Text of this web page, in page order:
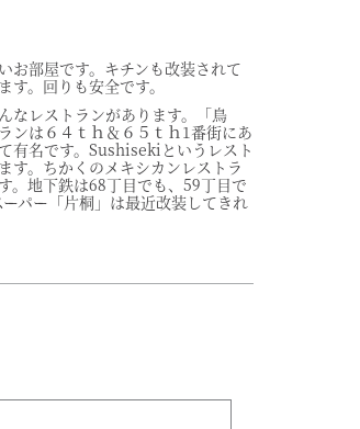
お部屋です。キチンも改装されて
す。回りも安全です。
なレストランがあります。「鳥
ンは６４ｔｈ＆６５ｔｈ1番街にあ
有名です。Sushisekiというレスト
す。ちかくのメキシカンレストラ
。地下鉄は68丁目でも、59丁目で
パー「片桐」は最近改装してきれ